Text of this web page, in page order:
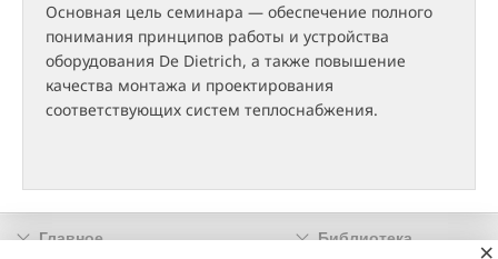
Основная цель семинара — обеспечение полного
понимания принципов работы и устройства
оборудования De Dietrich, а также повышение
качества монтажа и проектирования
соответствующих систем теплоснабжения.
Главное Библиотека
×